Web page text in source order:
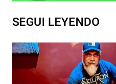
SEGUI LEYENDO